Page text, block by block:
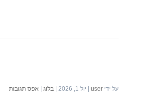
על ידי user
| יול 1, 2026 | בלוג| אפס תגובות